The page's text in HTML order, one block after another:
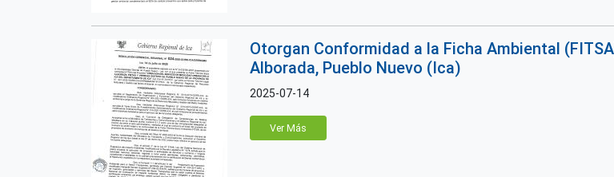
Otorgan Conformidad a la Ficha Ambiental
Alborada, Pueblo Nuevo (Ica)
2025-07-14
Ver Más